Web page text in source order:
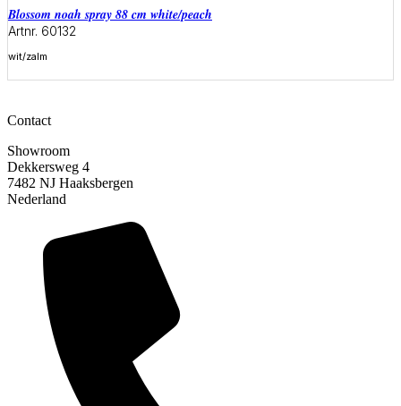
blossom noah spray 88 cm white/peach
Artnr. 60132
wit/zalm
Contact
Showroom
Dekkersweg 4
7482 NJ Haaksbergen
Nederland